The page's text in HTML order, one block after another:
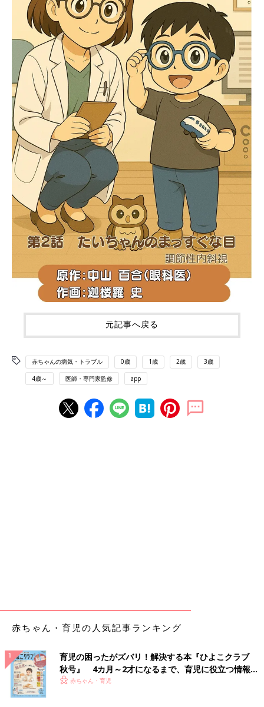
元記事へ戻る
赤ちゃんの病気・トラブル 0歳 1歳 2歳 3歳
4歳～ 医師・専門家監修 app
赤ちゃん・育児の人気記事ランキング
育児の困ったがズバリ！解決する本『ひよこクラブ
秋号』 4カ月～2才になるまで、育児に役立つ情報が
いっぱい！
赤ちゃん・育児